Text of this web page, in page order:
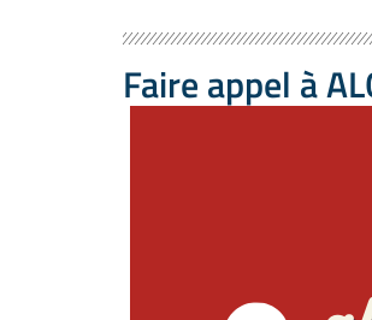
Faire appel à